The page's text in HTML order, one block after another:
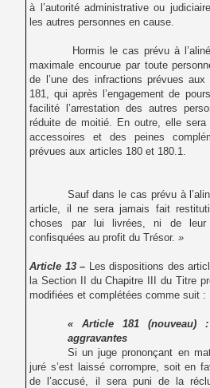
à l’autorité administrative ou
les autres personnes en cause.
Hormis le cas prévu à
maximale encourue par toute
de l’une des infractions prévues
181, qui après l’engagement de
facilité l’arrestation des autres
réduite de moitié. En outre, elle sera
accessoires et des peines
prévues aux articles 180 et 180.1.
Sauf dans le cas prévu à
article, il ne sera jamais fait
choses par lui livrées, ni de leur
confisquées au profit du Trésor. »
Article 13 – Les dispositions des
la Section II du Chapitre III du Titre
modifiées et complétées comme suit :
« Article 181 (nouveau)
aggravantes
Si un juge prononçant en
juré s’est laissé corrompre, soit en
de l’accusé, il sera puni de la